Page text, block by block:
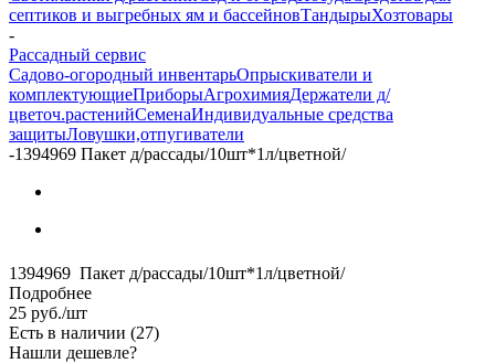
септиков и выгребных ям и бассейновТандырыХозтовары
-
Рассадный сервис
Садово-огородный инвентарьОпрыскиватели и
комплектующиеПриборыАгрохимияДержатели д/
цветоч.растенийСеменаИндивидуальные средства
защитыЛовушки,отпугиватели
-1394969 Пакет д/рассады/10шт*1л/цветной/
1394969 Пакет д/рассады/10шт*1л/цветной/
Подробнее
25 руб./шт
Есть в наличии (27)
Нашли дешевле?